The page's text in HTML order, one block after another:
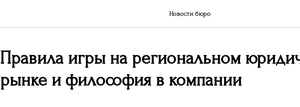
Новости бюро
Правила игры на региональном
рынке и философия в компании